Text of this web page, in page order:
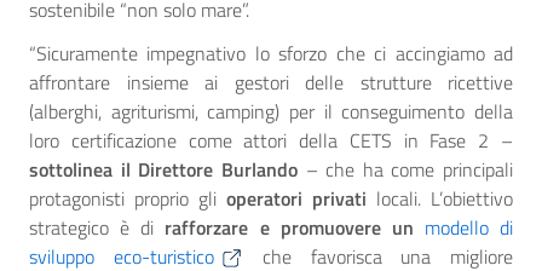
sostenibile “non solo mare”.
“Sicuramente impegnativo lo sforzo che ci accingiamo ad
affrontare insieme ai gestori delle strutture ricettive
(alberghi, agriturismi, camping) per il conseguimento della
loro certificazione come attori della CETS in Fase 2 –
sottolinea il Direttore Burlando– che ha come principali
protagonisti proprio gli operatori privati locali. L’obiettivo
strategico è di rafforzare e promuovere un modello di
sviluppo eco-turistico
che favorisca una migliore